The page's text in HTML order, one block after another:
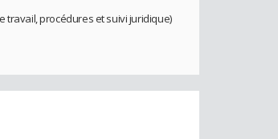
travail, procédures et suivi juridique)